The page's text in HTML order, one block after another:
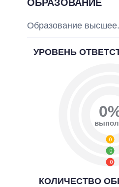
ОБРАЗОВАНИЕ
Образование высшее.
УРОВЕНЬ
0
0
0
КОЛИЧЕСТВО